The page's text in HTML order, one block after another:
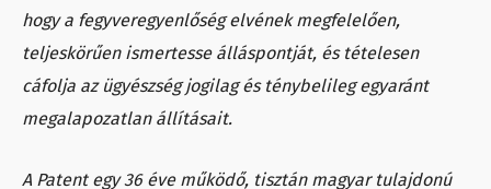
hogy a fegyveregyenlőség elvének megfelelően,
teljeskörűen ismertesse álláspontját, és tételesen
cáfolja az ügyészség jogilag és ténybelileg egyaránt
megalapozatlan állításait.
A Patent egy 36 éve működő, tisztán magyar tulajdonú